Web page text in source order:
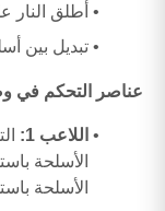
أطلق النار
تبديل بين
عناصر التحكم في
اللاعب 1:
الأسلحة
الأسلحة